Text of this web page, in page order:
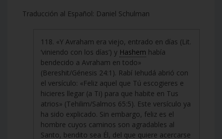
Traducción al Español: Daniel Schulman
118. «Y Avraham era viejo, entrado en días (Lit.
‘viniendo con los días’) y Hashem había
bendecido a Avraham en todo»
(Bereshit/Génesis 24:1). Rabí Iehudá abrió con
el versículo: «Feliz aquel que Tú escogieres e
hicieres llegar (a Ti) para que habite en Tus
atrios» (Tehilim/Salmos 65:5). Este versículo ya
ha sido explicado. Sin embargo, feliz es el
hombre cuyos caminos son agradables al
Santo, bendito sea Él, del que quiere acercarse